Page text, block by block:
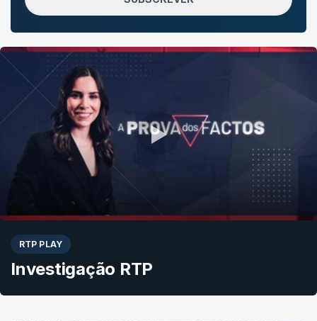
RTP PLAY
Investigação RTP